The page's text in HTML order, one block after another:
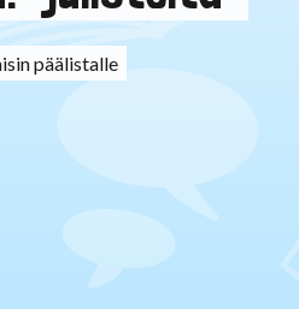
päälistalle